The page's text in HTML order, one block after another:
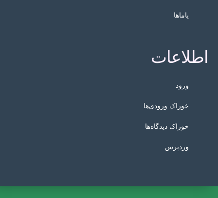
یاماها
اطلاعات
ورود
خوراک ورودی‌ها
خوراک دیدگاه‌ها
وردپرس